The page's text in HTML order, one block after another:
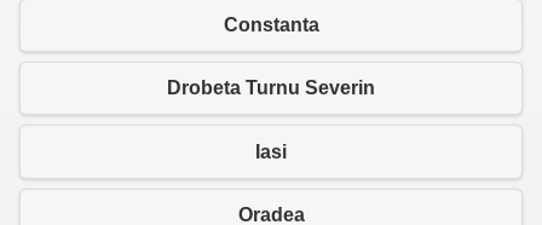
Constanta
Drobeta Turnu Severin
Iasi
Oradea